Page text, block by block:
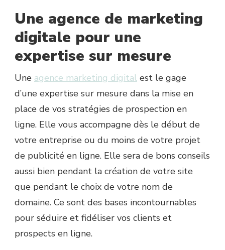
Une agence de marketing
digitale pour une
expertise sur mesure
Une agence marketing digital est le gage
d’une expertise sur mesure dans la mise en
place de vos stratégies de prospection en
ligne. Elle vous accompagne dès le début de
votre entreprise ou du moins de votre projet
de publicité en ligne. Elle sera de bons conseils
aussi bien pendant la création de votre site
que pendant le choix de votre nom de
domaine. Ce sont des bases incontournables
pour séduire et fidéliser vos clients et
prospects en ligne.